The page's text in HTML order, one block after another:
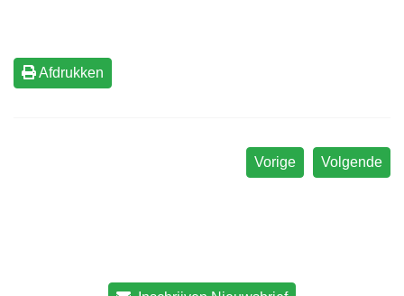
Afdrukken
Volgende
Vorige